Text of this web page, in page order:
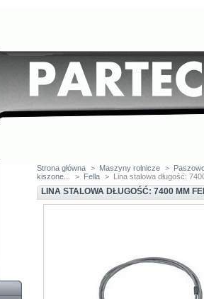
Strona główna > Maszyny rolnicze >
kiszone...
> Fella > Lina stalowa długość:
LINA STALOWA DŁUGOŚĆ: 7400 MM